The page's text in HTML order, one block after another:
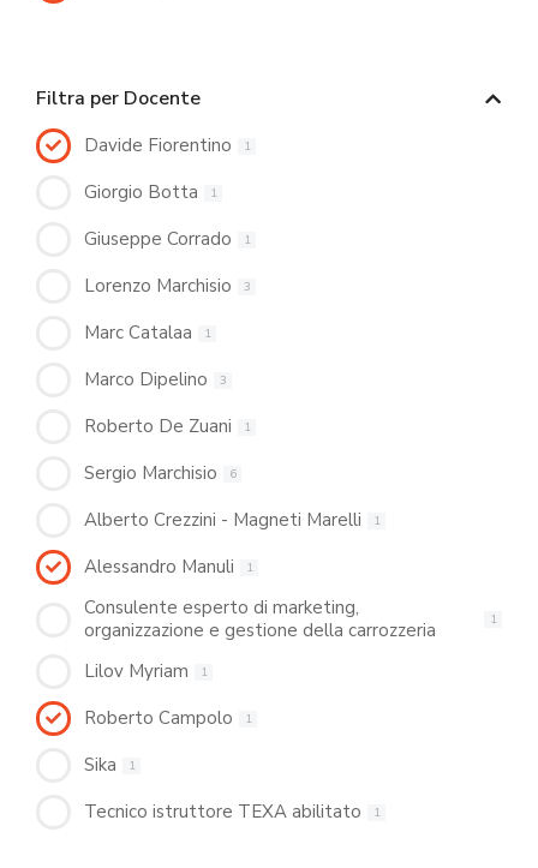
Filtra per Docente
Davide Fiorentino 1
Giorgio Botta 1
Giuseppe Corrado 1
Lorenzo Marchisio 3
Marc Catalaa 1
Marco Dipelino 3
Roberto De Zuani 1
Sergio Marchisio 6
Alberto Crezzini - Magneti Marelli 1
Alessandro Manuli 1
Consulente esperto di marketing,
organizzazione e gestione della carrozzeria
1
Lilov Myriam 1
Roberto Campolo 1
Sika 1
Tecnico istruttore TEXA abilitato 1